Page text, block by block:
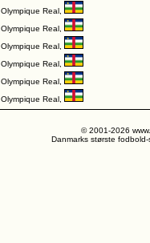
Olympique Real,
Olympique Real,
Olympique Real,
Olympique Real,
Olympique Real,
Olympique Real,
© 2001-2026
Danmarks største fodbold-